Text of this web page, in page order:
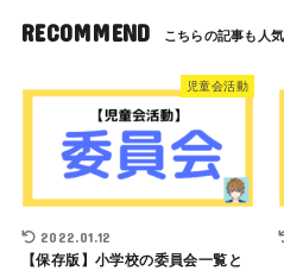
RECOMMEND
児童会活動
2022.01.12
【保存版】小学校の委員会一覧と